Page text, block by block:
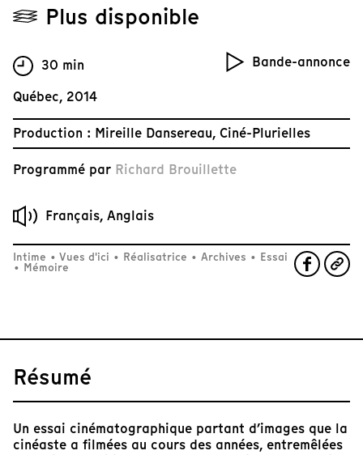
Plus disponible
Bande-annonce
30 min
Québec, 2014
Production : Mireille Dansereau, Ciné-Plurielles
Programmé par Richard Brouillette
Français, Anglais
Intime • Vues d'ici • Réalisatrice • Archives • Essai
• Mémoire
Résumé
Un essai cinématographique partant d’images que la
cinéaste a filmées au cours des années, entremêlées